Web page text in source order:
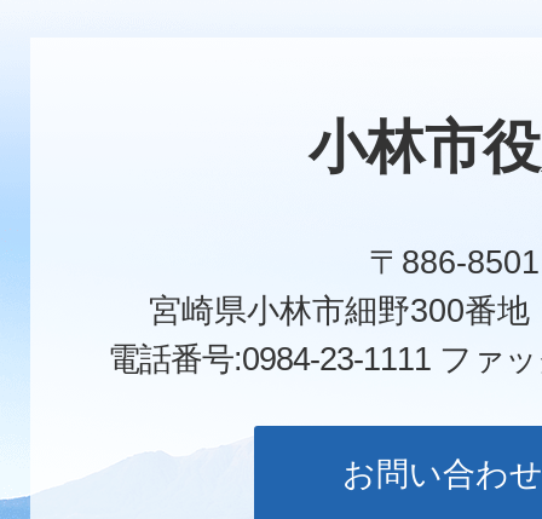
小林市
〒886-8501
宮崎県小林市細野300番
電話番号:0984-23-1111 ファ
お問い合わせ